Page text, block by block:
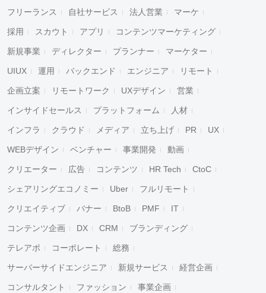
フリーランス 自社サービス 法人営業 マーケ
採用 スカウト アプリ コンテンツマーケティング
新規事業 ディレクター プランナー マーケター
UIUX 運用 バックエンド エンジニア リモート
企画立案 リモートワーク UXデザイン 営業
インサイドセールス プラットフォーム 人材
インフラ クラウド メディア 立ち上げ PR UX
WEBデザイン ベンチャー 事業開発 動画
クリエーター 広告 コンテンツ HR Tech CtoC
シェアリングエコノミー Uber フルリモート
クリエイティブ バナー BtoB PMF IT
コンテンツ企画 DX CRM ブランディング
テレアポ コーポレート 総務
サーバーサイドエンジニア 新規サービス 経営企画
コンサルタント ファッション 事業企画